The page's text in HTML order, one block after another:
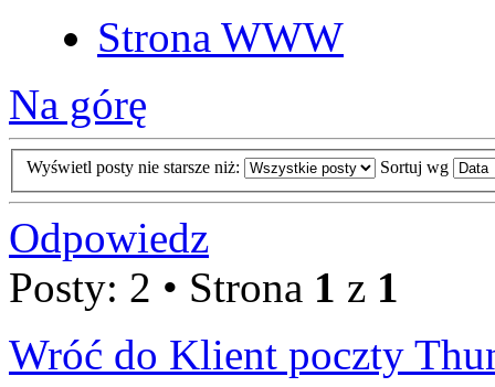
Strona WWW
Na górę
Wyświetl posty nie starsze niż: Sortuj wg
Odpowiedz
Posty: 2 • Strona 1 z 1
Wróć do Klient poczty